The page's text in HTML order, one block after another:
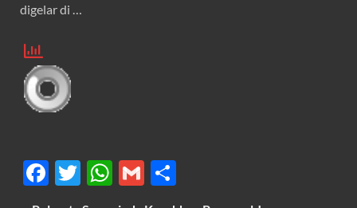
digelar di …
F
ac
T
w
W
h
G
m
h